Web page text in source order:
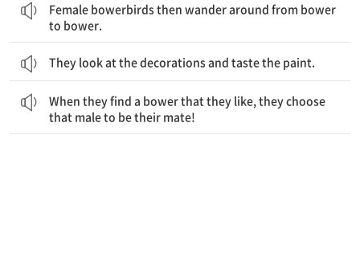
Female bowerbirds then wander around from bower
to bower.
They look at the decorations and taste the paint.
When they find a bower that they like, they choose
that male to be their mate!